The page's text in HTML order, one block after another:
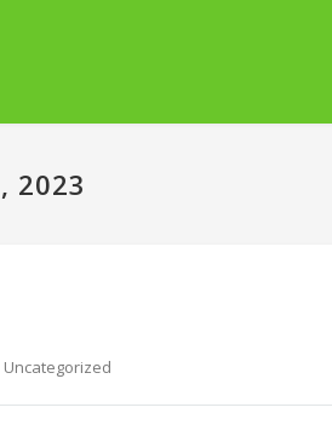
2023
Uncategorized